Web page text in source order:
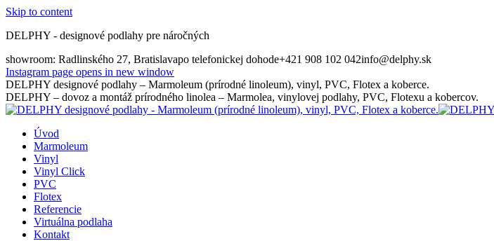
Skip to content
DELPHY - designové podlahy pre náročných
showroom: Radlinského 27, Bratislavapo telefonickej dohode+421 908 102 042info@delphy.sk
Instagram page opens in new window
DELPHY designové podlahy – Marmoleum (prírodné linoleum), vinyl, PVC, Flotex a koberce.
DELPHY – dovoz a montáž prírodného linolea – Marmolea, vinylovej podlahy, PVC, Flotexu a kobercov.
Úvod
Marmoleum
Vinyl
Vinyl Click
PVC
Flotex
Referencie
Virtuálna podlaha
Kontakt